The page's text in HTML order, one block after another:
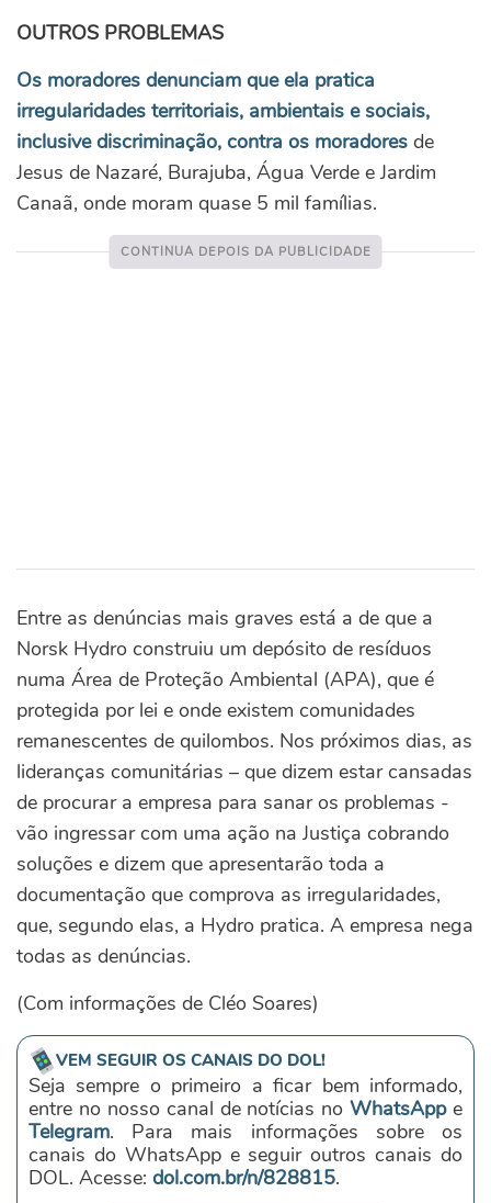
OUTROS PROBLEMAS
Os moradores denunciam que ela pratica
irregularidades territoriais, ambientais e sociais,
inclusive discriminação, contra os moradores de
Jesus de Nazaré, Burajuba, Água Verde e Jardim
Canaã, onde moram quase 5 mil famílias.
Entre as denúncias mais graves está a de que a
Norsk Hydro construiu um depósito de resíduos
numa Área de Proteção Ambiental (APA), que é
protegida por lei e onde existem comunidades
remanescentes de quilombos. Nos próximos dias, as
lideranças comunitárias – que dizem estar cansadas
de procurar a empresa para sanar os problemas -
vão ingressar com uma ação na Justiça cobrando
soluções e dizem que apresentarão toda a
documentação que comprova as irregularidades,
que, segundo elas, a Hydro pratica. A empresa nega
todas as denúncias.
(Com informações de Cléo Soares)
VEM SEGUIR OS CANAIS DO DOL!
Seja sempre o primeiro a ficar bem informado,
entre no nosso canal de notícias noWhatsAppe
Telegram. Para mais informações sobre os
canais do WhatsApp e seguir outros canais do
DOL. Acesse: dol.com.br/n/828815.